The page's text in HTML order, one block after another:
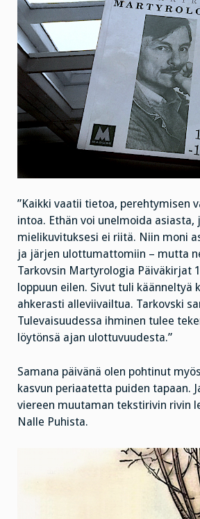
”Kaikki vaatii tietoa, perehtymisen
intoa. Ethän voi unelmoida asiasta,
mielikuvituksesi ei riitä. Niin moni
ja järjen ulottumattomiin – mutta
Tarkovsin Martyrologia Päiväkirjat
loppuun eilen. Sivut tuli käänneltyä
ahkerasti alleviivailtua. Tarkovski
Tulevaisuudessa ihminen tulee
löytönsä ajan ulottuvuudesta.”
Samana päivänä olen pohtinut
kasvun periaatetta puiden tapaan.
viereen muutaman tekstirivin rivin
Nalle Puhista.